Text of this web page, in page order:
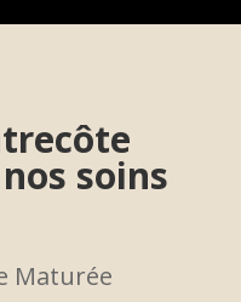
soins
Maturée